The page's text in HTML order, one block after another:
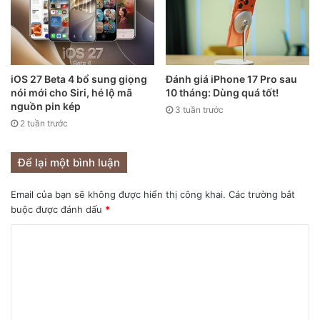
Các công ty khác đã đạt được lợi nhuận lớn trong năm qua
bao gồm Amazon, công ty đã chứng kiến ​​”nhu cầu kỷ lục”
trong năm qua và đặc biệt là trong mùa mua sắm nghỉ lễ,
công ty mẹ Alphabet, cũng đã vượt qua kỳ vọng của Phố
Wall khi các nhà tiếp thị chi tiêu lớn để thu hút sự chú ý của
mọi người trực tuyến.
iOS 27 Beta 4 bổ sung giọng
nói mới cho Siri, hé lộ mã
nguồn pin kép
2 tuần trước
Đánh giá iPhone 17 Pro sau
10 tháng: Dùng quá tốt!
3 tuần trước
Để lại một bình luận
Email của bạn sẽ không được hiển thị công khai. Các trường bắt
buộc được đánh dấu *